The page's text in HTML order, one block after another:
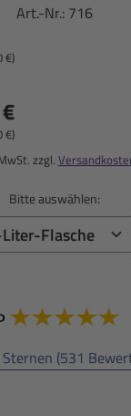
Art.-Nr.: 716
€)
€)
zzgl.
Bitte auswählen:
(531